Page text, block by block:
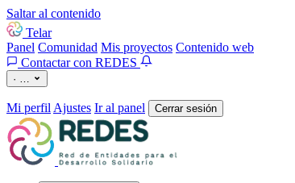
Saltar al contenido
Telar
Panel Comunidad Mis proyectos Contenido web
Contactar con REDES
· …
Mi perfil Ajustes Ir al panel Cerrar sesión